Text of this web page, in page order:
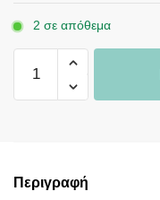
2 σε απόθεμα
Περιγραφή